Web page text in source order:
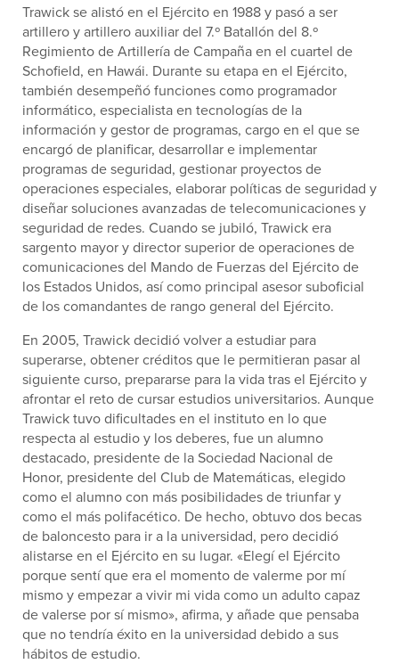
Trawick se alistó en el Ejército en 1988 y pasó a ser
artillero y artillero auxiliar del 7.º Batallón del 8.º
Regimiento de Artillería de Campaña en el cuartel de
Schofield, en Hawái. Durante su etapa en el Ejército,
también desempeñó funciones como programador
informático, especialista en tecnologías de la
información y gestor de programas, cargo en el que se
encargó de planificar, desarrollar e implementar
programas de seguridad, gestionar proyectos de
operaciones especiales, elaborar políticas de seguridad y
diseñar soluciones avanzadas de telecomunicaciones y
seguridad de redes. Cuando se jubiló, Trawick era
sargento mayor y director superior de operaciones de
comunicaciones del Mando de Fuerzas del Ejército de
los Estados Unidos, así como principal asesor suboficial
de los comandantes de rango general del Ejército.
En 2005, Trawick decidió volver a estudiar para
superarse, obtener créditos que le permitieran pasar al
siguiente curso, prepararse para la vida tras el Ejército y
afrontar el reto de cursar estudios universitarios. Aunque
Trawick tuvo dificultades en el instituto en lo que
respecta al estudio y los deberes, fue un alumno
destacado, presidente de la Sociedad Nacional de
Honor, presidente del Club de Matemáticas, elegido
como el alumno con más posibilidades de triunfar y
como el más polifacético. De hecho, obtuvo dos becas
de baloncesto para ir a la universidad, pero decidió
alistarse en el Ejército en su lugar. «Elegí el Ejército
porque sentí que era el momento de valerme por mí
mismo y empezar a vivir mi vida como un adulto capaz
de valerse por sí mismo», afirma, y añade que pensaba
que no tendría éxito en la universidad debido a sus
hábitos de estudio.